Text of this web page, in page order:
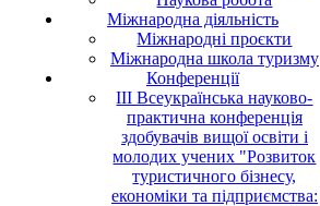
Міжнародна діяльність
Міжнародні проєкти
Міжнародна школа туризму
Конференції
ІII Всеукраїнська науково-
практична конференція
здобувачів вищої освіти і
молодих учених "Розвиток
туристичного бізнесу,
економіки та підприємства: